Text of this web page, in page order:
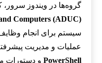
گروه‌ها در ویندوز
Computers (ADUC)
سیستم برای انجام
عملیات و مدیریت
PowerShell و دستورات